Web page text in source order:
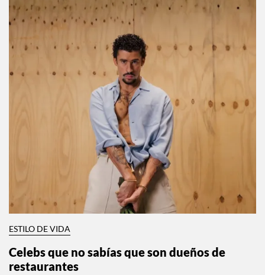
ESTILO DE VIDA
Celebs que no sabías que son dueños de
restaurantes